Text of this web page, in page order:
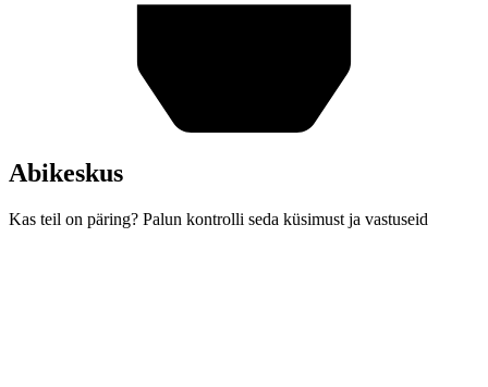
Abikeskus
Kas teil on päring? Palun kontrolli seda küsimust ja vastuseid